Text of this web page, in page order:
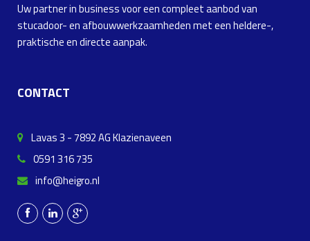
Uw partner in business voor een compleet aanbod van
stucadoor- en afbouwwerkzaamheden met een heldere-,
praktische en directe aanpak.
CONTACT
Lavas 3 - 7892 AG Klazienaveen
0591 316 735
info@heigro.nl